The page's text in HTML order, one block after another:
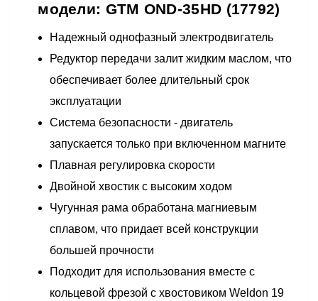
модели: GTM OND-35HD (17792)
Надежный однофазный электродвигатель
Редуктор передачи залит жидким маслом, что
обеспечивает более длительный срок
эксплуатации
Система безопасности - двигатель
запускается только при включенном магните
Плавная регулировка скорости
Двойной хвостик с высоким ходом
Чугунная рама обработана магниевым
сплавом, что придает всей конструкции
большей прочности
Подходит для использования вместе с
кольцевой фрезой с хвостовиком Weldon 19